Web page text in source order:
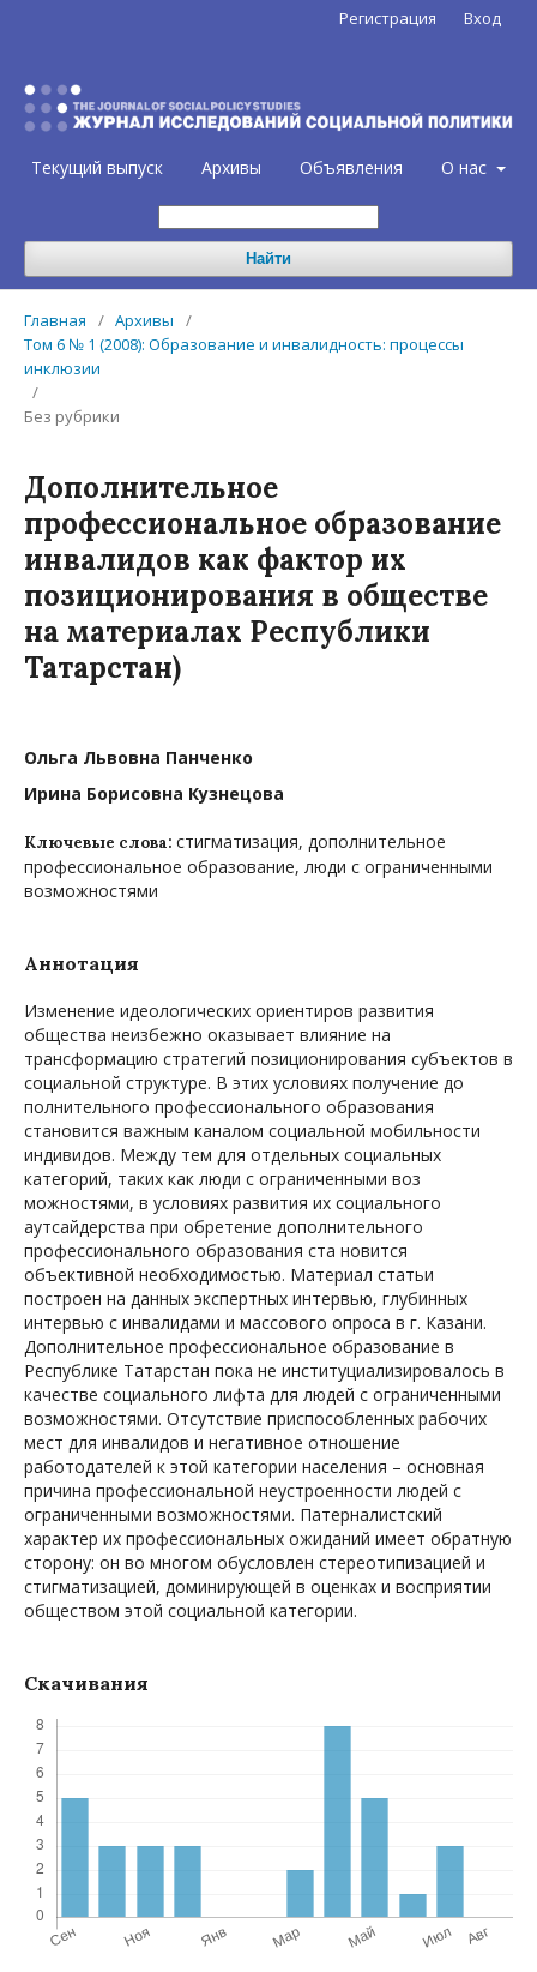
Текущий выпуск Архивы Объявления О нас
Найти
Регистрация Вход
Главная / Архивы
/
Том 6 № 1 (2008): Образование и инвалидность: процессы
инклюзии
/
Без рубрики
Дополнительное
профессиональное образование
инвалидов как фактор их
позиционирования в обществе
на материалах Республики
Татарстан)
Ольга Львовна Панченко
Ирина Борисовна Кузнецова
Ключевые слова: стигматизация, дополнительное
профессиональное образование, люди с ограниченными
возможностями
Аннотация
Изменение идеологических ориентиров развития
общества неизбежно оказывает влияние на
трансформацию стратегий позиционирования субъектов в
социальной структуре. В этих условиях получение до
полнительного профессионального образования
становится важным каналом социальной мобильности
индивидов. Между тем для отдельных социальных
категорий, таких как люди с ограниченными воз
можностями, в условиях развития их социального
аутсайдерства при обретение дополнительного
профессионального образования ста новится
объективной необходимостью. Материал статьи
построен на данных экспертных интервью, глубинных
интервью с инвалидами и массового опроса в г. Казани.
Дополнительное профессиональное образование в
Республике Татарстан пока не институциализировалось в
качестве социального лифта для людей с ограниченными
возможностями. Отсутствие приспособленных рабочих
мест для инвалидов и негативное отношение
работодателей к этой категории населения – основная
причина профессиональной неустроенности людей с
ограниченными возможностями. Патерналистский
характер их профессиональных ожиданий имеет обратную
сторону: он во многом обусловлен стереотипизацией и
стигматизацией, доминирующей в оценках и восприятии
обществом этой социальной категории.
Скачивания